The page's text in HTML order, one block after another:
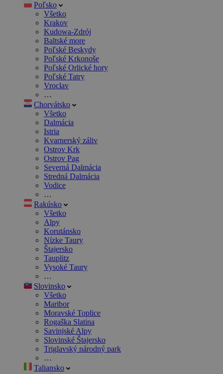
Poľsko
Všetko
Krakov
Kudowa-Zdrój
Baltské more
Poľské Beskydy
Poľské Krkonoše
Poľské Orlické hory
Poľské Tatry
Vroclav
…
Chorvátsko
Všetko
Dalmácia
Istria
Kvarnerský záliv
Ostrov Krk
Ostrov Pag
Severná Dalmácia
Stredná Dalmácia
Vodice
…
Rakúsko
Všetko
Alpy
Korutánsko
Nízke Taury
Štajersko
Tauplitz
Vysoké Taury
…
Slovinsko
Všetko
Maribor
Moravské Toplice
Rogaška Slatina
Savinjské Alpy
Slovinské Štajersko
Triglavský národný park
…
Taliansko